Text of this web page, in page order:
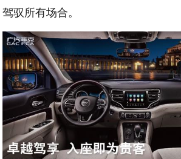
驾驭所有场合。